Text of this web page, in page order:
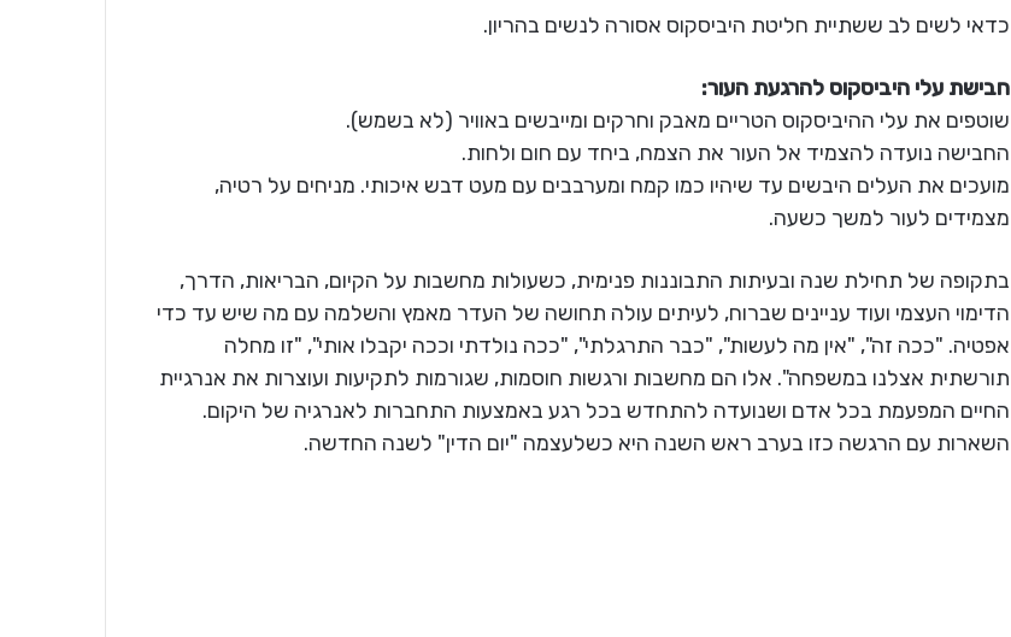
כדאי לשים לב ששתיית חליטת היביסקוס אסורה לנשים בהריון.
חבישת עלי היביסקוס להרגעת העור:
שוטפים את עלי ההיביסקוס הטריים מאבק וחרקים ומייבשים באוויר (לא בשמש).
החבישה נועדה להצמיד אל העור את הצמח, ביחד עם חום ולחות.
מועכים את העלים היבשים עד שיהיו כמו קמח ומערבבים עם מעט דבש איכותי. מניחים על רטיה,
מצמידים לעור למשך כשעה.
בתקופה של תחילת שנה ובעיתות התבוננות פנימית, כשעולות מחשבות על הקיום, הבריאות, הדרך,
הדימוי העצמי ועוד עניינים שברוח, לעיתים עולה תחושה של העדר מאמץ והשלמה עם מה שיש עד כדי
אפטיה. "ככה זה", "אין מה לעשות", "כבר התרגלתי", "ככה נולדתי וככה יקבלו אותי", "זו מחלה
תורשתית אצלנו במשפחה". אלו הם מחשבות ורגשות חוסמות, שגורמות לתקיעות ועוצרות את אנרגיית
החיים המפעמת בכל אדם ושנועדה להתחדש בכל רגע באמצעות התחברות לאנרגיה של היקום.
השארות עם הרגשה כזו בערב ראש השנה היא כשלעצמה "יום הדין" לשנה החדשה.